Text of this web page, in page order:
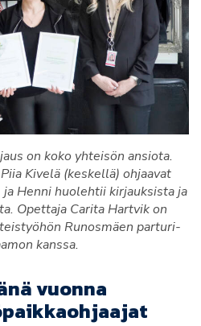
on koko yhteisön ansiota.
Kivelä (keskellä) ohjaavat
Henni huolehtii kirjauksista ja
Opettaja Carita Hartvik on
Runosmäen parturi-
kanssa.
vuonna